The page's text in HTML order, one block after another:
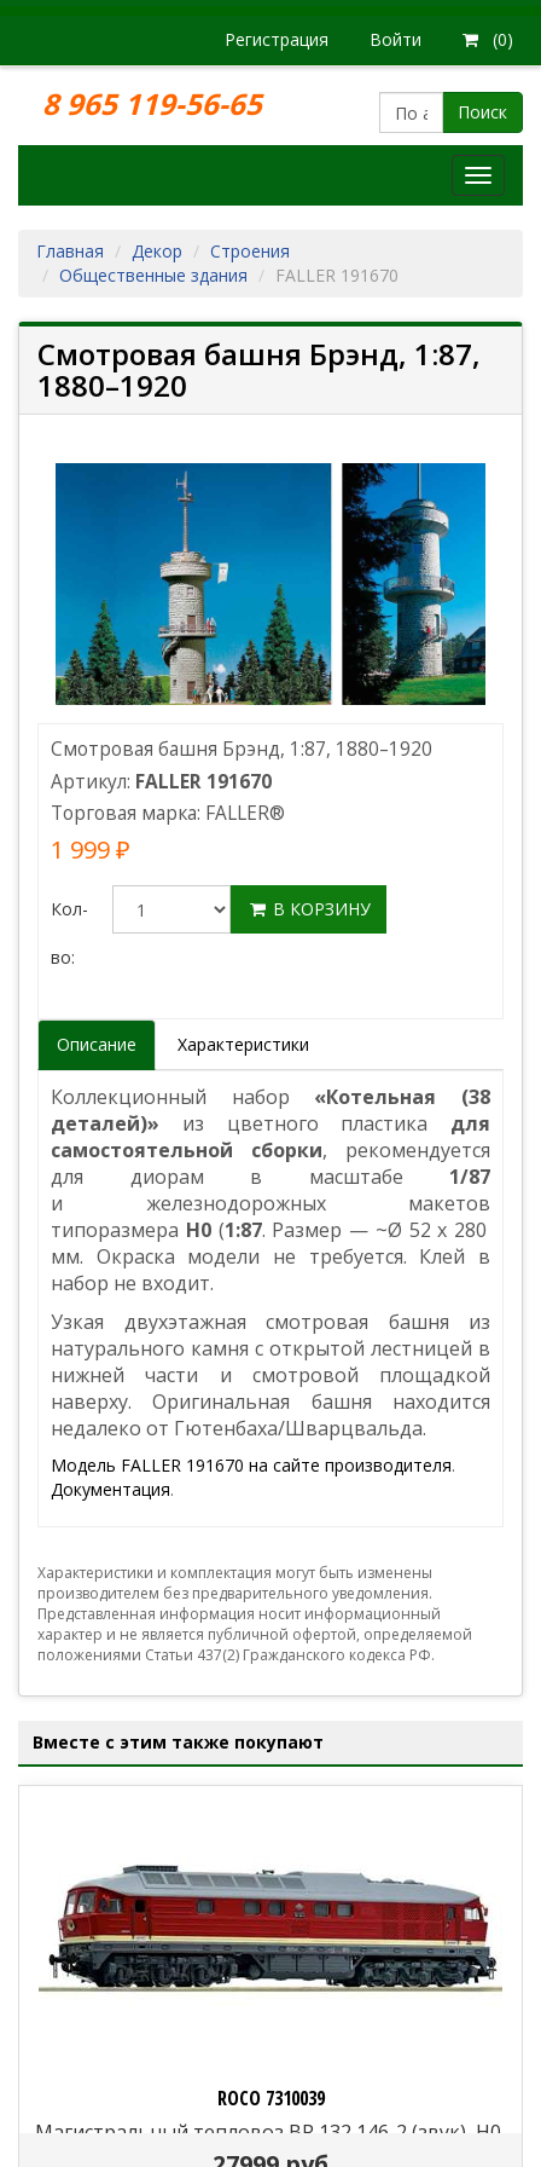
Регистрация Войти (0)
8 965 119-56-65 Поиск
Модели
Главная
Декор
Строения
Общественные здания
FALLER 191670
Смотровая башня Брэнд, 1:87,
1880–1920
Смотровая башня Брэнд, 1:87, 1880–1920
Артикул: FALLER 191670
Торговая марка: FALLER®
1 999 ₽
Кол-
во:
В КОРЗИНУ
Описание Характеристики
Коллекционный набор «Котельная (38
деталей)» из цветного пластика для
самостоятельной сборки, рекомендуется
для диорам в масштабе 1/87
и железнодорожных макетов
типоразмера Н0(1:87. Размер — ~Ø 52 x 280
мм. Окраска модели не требуется. Клей в
набор не входит.
Узкая двухэтажная смотровая башня из
натурального камня с открытой лестницей в
нижней части и смотровой площадкой
наверху. Оригинальная башня находится
недалеко от Гютенбаха/Шварцвальда.
Модель FALLER 191670 на сайте производителя.
Документация.
Характеристики и комплектация могут быть изменены
производителем без предварительного уведомления.
Представленная информация носит информационный
характер и не является публичной офертой, определяемой
положениями Статьи 437(2) Гражданского кодекса РФ.
Вместе с этим также покупают
ROCO 7310039
Магистральный тепловоз BR 132 146-2 (звук), H0,
IV, DR